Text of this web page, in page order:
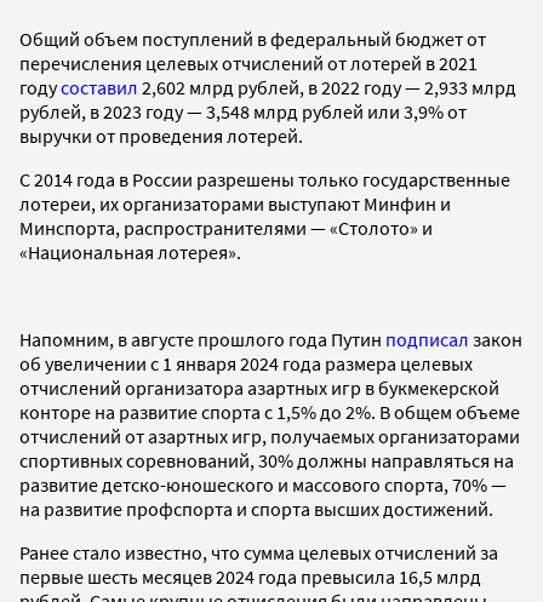
Общий объем поступлений в федеральный бюджет от
перечисления целевых отчислений от лотерей в 2021
годусоставил 2,602 млрд рублей, в 2022 году — 2,933 млрд
рублей, в 2023 году — 3,548 млрд рублей или 3,9% от
выручки от проведения лотерей.
С 2014 года в России разрешены только государственные
лотереи, их организаторами выступают Минфин и
Минспорта, распространителями — «Столото» и
«Национальная лотерея».
Напомним, в августе прошлого года Путин подписал закон
об увеличении с 1 января 2024 года размера целевых
отчислений организатора азартных игр в букмекерской
конторе на развитие спорта с 1,5% до 2%. В общем объеме
отчислений от азартных игр, получаемых организаторами
спортивных соревнований, 30% должны направляться на
развитие детско-юношеского и массового спорта, 70% —
на развитие профспорта и спорта высших достижений.
Ранее стало известно, что сумма целевых отчислений за
первые шесть месяцев 2024 года превысила 16,5 млрд